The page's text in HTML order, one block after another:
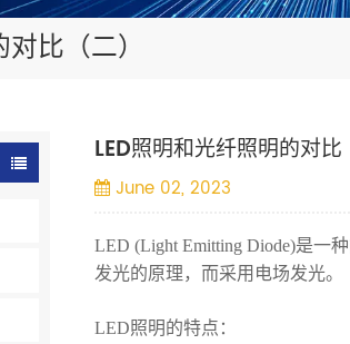
比（二）
LED照明和光纤照明的对比
June 02, 2023
LED (Light Emitting Diode)是一
发光的原理，而采用电场发光。
LED照明的特点：